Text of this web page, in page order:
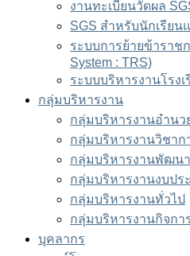
งานทะเบียนวัดผล
SGS สำหรับนักเรียน
ระบบการย้ายข้าราช
System : TRS)
ระบบบริหารงานโรงเ
กลุ่มบริหารงาน
กลุ่มบริหารงานอำนว
กลุ่มบริหารงานวิชาก
กลุ่มบริหารงานพัฒน
กลุ่มบริหารงานงบป
กลุ่มบริหารงานทั่วไป
กลุ่มบริหารงานกิจกา
บุคลากร